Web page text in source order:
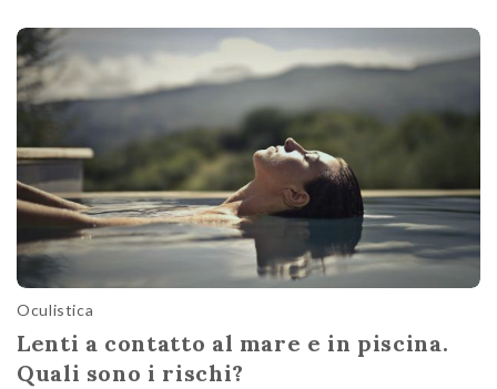
Oculistica
Lenti a contatto al mare e in piscina.
Quali sono i rischi?